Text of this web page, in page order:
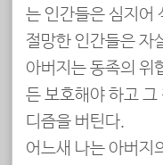
는 인간들은 심지어
절망한 인간들은 자
아버지는 동족의 위
든 보호해야 하고
디즘을 버틴다.
어느새 나는 아버지